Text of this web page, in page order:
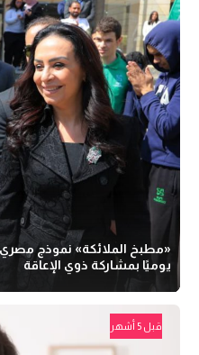
يوميًا بمشاركة ذوي الإعاقة
قبل 5 أشهر